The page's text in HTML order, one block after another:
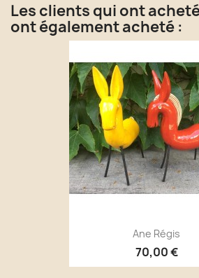
Les clients qui ont
ont également acheté :
Ane Régis
70,00 €